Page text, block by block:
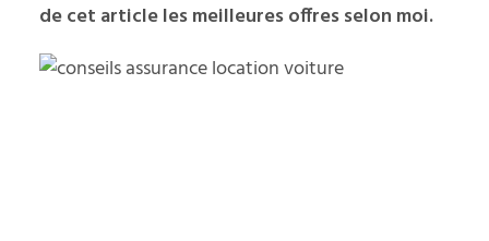
de cet article les meilleures offres selon moi.